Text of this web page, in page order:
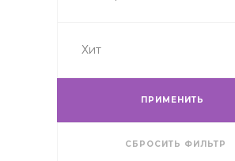
Хит
ПРИМЕНИТЬ
СБРОСИТЬ ФИЛЬТР